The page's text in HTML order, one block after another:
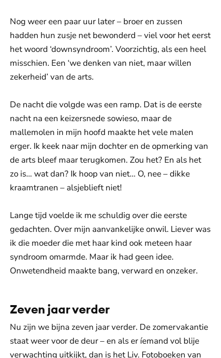
Nog weer een paar uur later – broer en zussen
hadden hun zusje net bewonderd – viel voor het eerst
het woord ‘downsyndroom’. Voorzichtig, als een heel
misschien. Een ‘we denken van niet, maar willen
zekerheid’ van de arts.
De nacht die volgde was een ramp. Dat is de eerste
nacht na een keizersnede sowieso, maar de
mallemolen in mijn hoofd maakte het vele malen
erger. Ik keek naar mijn dochter en de opmerking van
de arts bleef maar terugkomen. Zou het? En als het
zo is… wat dan? Ik hoop van niet… O, nee – dikke
kraamtranen – alsjeblieft niet!
Lange tijd voelde ik me schuldig over die eerste
gedachten. Over mijn aanvankelijke onwil. Liever was
ik die moeder die met haar kind ook meteen haar
syndroom omarmde. Maar ik had geen idee.
Onwetendheid maakte bang, verward en onzeker.
Zeven jaar verder
Nu zijn we bijna zeven jaar verder. De zomervakantie
staat weer voor de deur – en als er íemand vol blije
verwachting uitkijkt, dan is het Liv. Fotoboeken van